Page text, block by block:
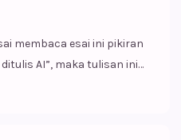
membaca esai ini pikiran
AI”, maka tulisan ini
Ketika aku scroll